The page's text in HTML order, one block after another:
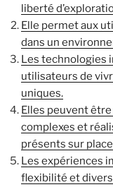
liberté
Elle permet aux
dans un
Les technologies
utilisateurs de
uniques.
Elles peuvent
complexes et
présents sur
Les expériences
flexibilité et